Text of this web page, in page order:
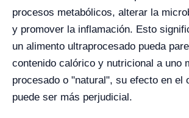
procesos metabólicos, alterar la
y promover la inflamación. Esto
un alimento ultraprocesado pueda
contenido calórico y nutricional a uno
procesado o "natural", su efecto en el
puede ser más perjudicial.